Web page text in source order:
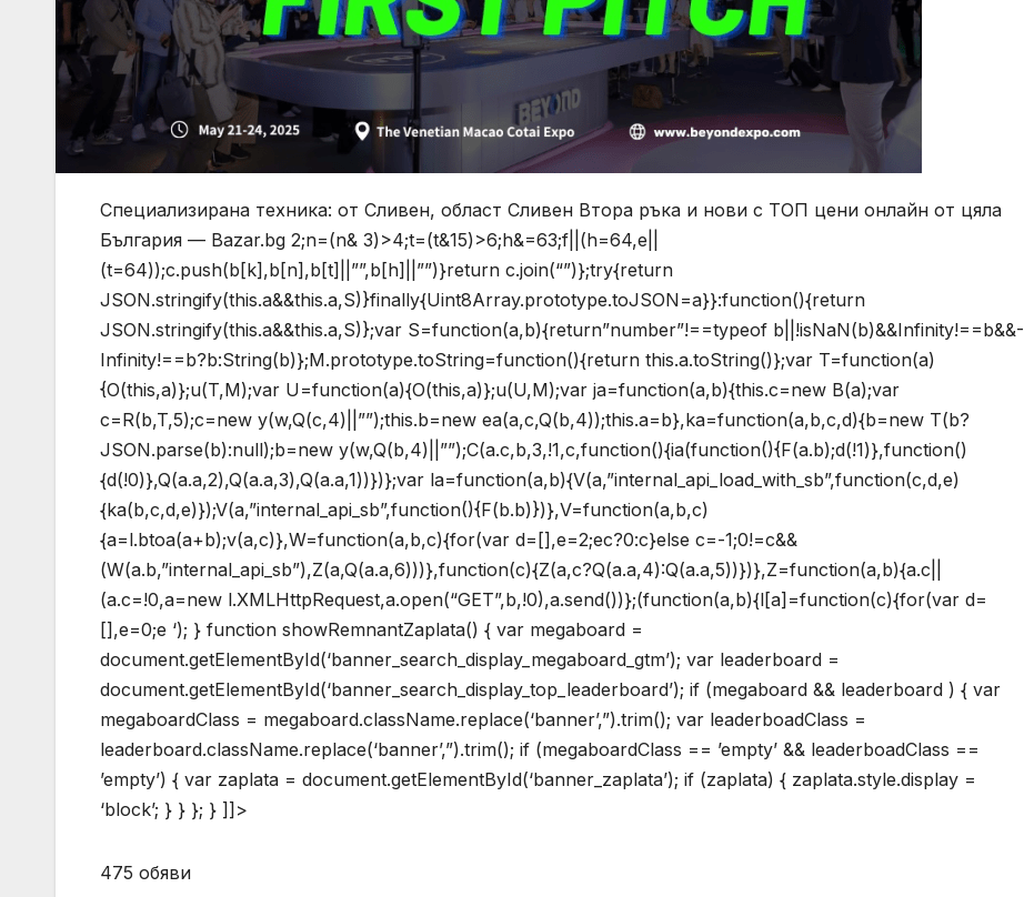
Специализирана техника: от Сливен, област Сливен Втора ръка и нови с ТОП цени онлайн от цяла
България — Bazar.bg 2;n=(n& 3)>4;t=(t&15)>6;h&=63;f||(h=64,e||
(t=64));c.push(b[k],b[n],b[t]||””,b[h]||””)}return c.join(“”)};try{return
JSON.stringify(this.a&&this.a,S)}finally{Uint8Array.prototype.toJSON=a}}:function(){return
JSON.stringify(this.a&&this.a,S)};var S=function(a,b){return”number”!==typeof b||!isNaN(b)&&Infinity!==b&&-
Infinity!==b?b:String(b)};M.prototype.toString=function(){return this.a.toString()};var T=function(a)
{O(this,a)};u(T,M);var U=function(a){O(this,a)};u(U,M);var ja=function(a,b){this.c=new B(a);var
c=R(b,T,5);c=new y(w,Q(c,4)||””);this.b=new ea(a,c,Q(b,4));this.a=b},ka=function(a,b,c,d){b=new T(b?
JSON.parse(b):null);b=new y(w,Q(b,4)||””);C(a.c,b,3,!1,c,function(){ia(function(){F(a.b);d(!1)},function()
{d(!0)},Q(a.a,2),Q(a.a,3),Q(a.a,1))})};var la=function(a,b){V(a,”internal_api_load_with_sb”,function(c,d,e)
{ka(b,c,d,e)});V(a,”internal_api_sb”,function(){F(b.b)})},V=function(a,b,c)
{a=l.btoa(a+b);v(a,c)},W=function(a,b,c){for(var d=[],e=2;ec?0:c}else c=-1;0!=c&&
(W(a.b,”internal_api_sb”),Z(a,Q(a.a,6)))},function(c){Z(a,c?Q(a.a,4):Q(a.a,5))})},Z=function(a,b){a.c||
(a.c=!0,a=new l.XMLHttpRequest,a.open(“GET”,b,!0),a.send())};(function(a,b){l[a]=function(c){for(var d=
[],e=0;e ‘); } function showRemnantZaplata() { var megaboard =
document.getElementById(‘banner_search_display_megaboard_gtm’); var leaderboard =
document.getElementById(‘banner_search_display_top_leaderboard’); if (megaboard && leaderboard ) { var
megaboardClass = megaboard.className.replace(‘banner’,”).trim(); var leaderboadClass =
leaderboard.className.replace(‘banner’,”).trim(); if (megaboardClass == ’empty’ && leaderboadClass ==
’empty’) { var zaplata = document.getElementById(‘banner_zaplata’); if (zaplata) { zaplata.style.display =
‘block’; } } }; } ]]>
475 обяви